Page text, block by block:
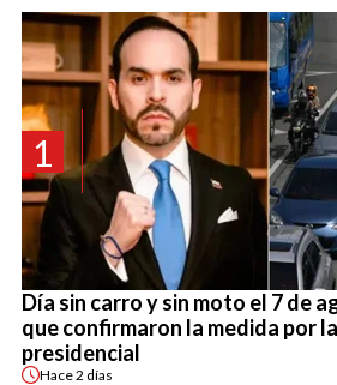
1
Día sin carro y sin moto el 7 de
que confirmaron la medida por
presidencial
Hace2 días